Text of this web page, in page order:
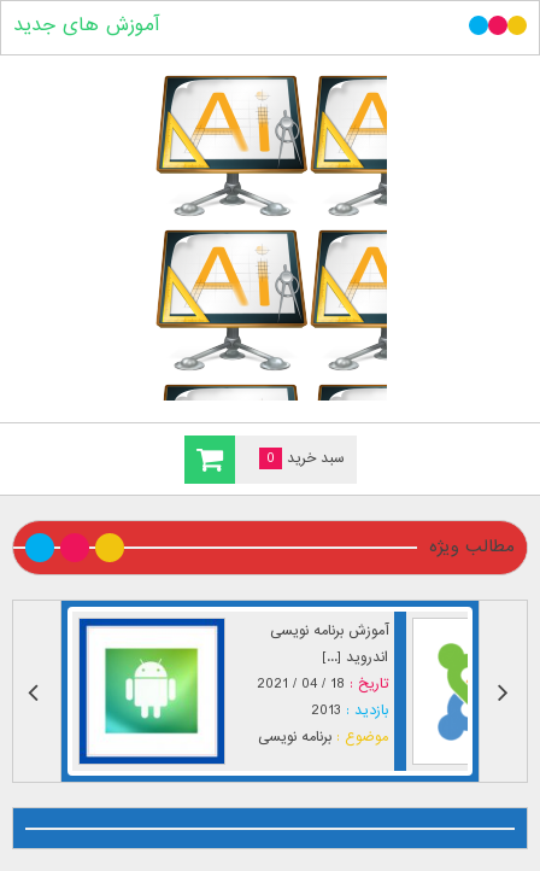
سبد خرید 0
آموزش های جدید
مطالب ویژه
آموزش برنامه نویسی
اندروید [...]
تاریخ : 18 / 04 / 2021
بازدید : 2013
موضوع : برنامه نویسی